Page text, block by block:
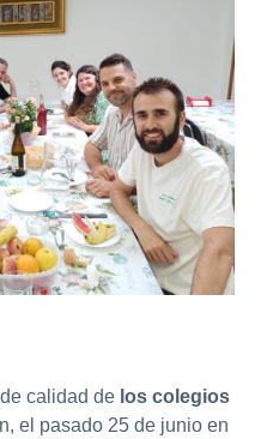
calidad delos colegios
el pasado 25 de junio en